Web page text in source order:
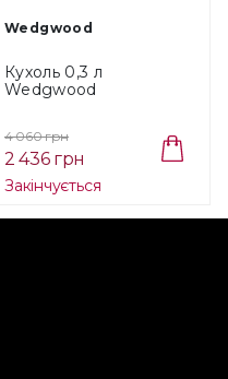
Wedgwood
Кухоль 0,3 л
Wedgwood
4 060 грн
2 436 грн
Закінчується